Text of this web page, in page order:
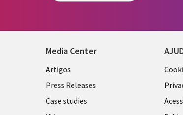
Media Center
Library
Links
PORTUGAL
Artigos
Press Releases
Case studies